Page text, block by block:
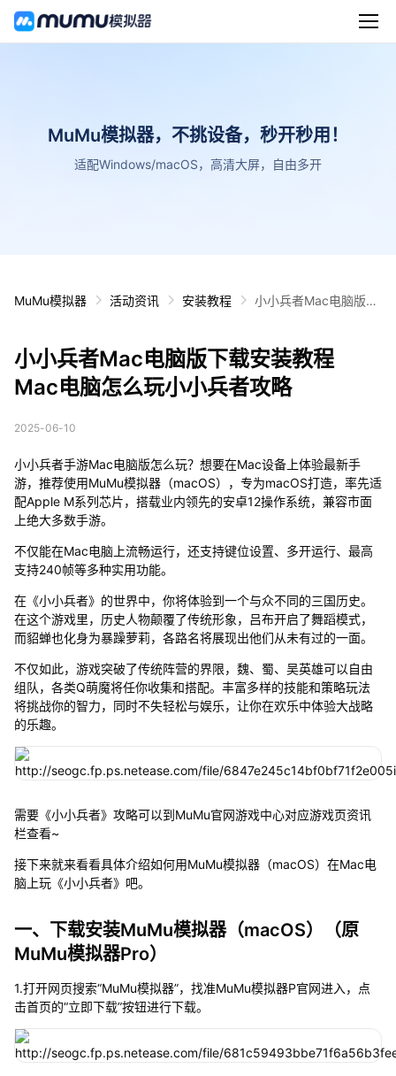
MuMu模拟器，不挑设备，秒开秒用！
适配Windows/macOS，高清大屏，自由多开
MuMu模拟器 活动资讯 安装教程
小小兵者Mac电脑版下
小小兵者Mac电脑版下载安装教程
Mac电脑怎么玩小小兵者攻略
2025-06-10
小小兵者手游Mac电脑版怎么玩？想要在Mac设备上体验最新手
游，推荐使用MuMu模拟器（macOS），专为macOS打造，率先适
配Apple M系列芯片，搭载业内领先的安卓12操作系统，兼容市面
上绝大多数手游。
不仅能在Mac电脑上流畅运行，还支持键位设置、多开运行、最高
支持240帧等多种实用功能。
在《小小兵者》的世界中，你将体验到一个与众不同的三国历史。
在这个游戏里，历史人物颠覆了传统形象，吕布开启了舞蹈模式，
而貂蝉也化身为暴躁萝莉，各路名将展现出他们从未有过的一面。
不仅如此，游戏突破了传统阵营的界限，魏、蜀、吴英雄可以自由
组队，各类Q萌魔将任你收集和搭配。丰富多样的技能和策略玩法
将挑战你的智力，同时不失轻松与娱乐，让你在欢乐中体验大战略
的乐趣。
需要《小小兵者》攻略可以到MuMu官网游戏中心对应游戏页资讯
栏查看~
接下来就来看看具体介绍如何用MuMu模拟器（macOS）在Mac电
脑上玩《小小兵者》吧。
一、下载安装MuMu模拟器（macOS）（原
MuMu模拟器Pro）
1.打开网页搜索“MuMu模拟器”，找准MuMu模拟器P官网进入，点
击首页的“立即下载”按钮进行下载。